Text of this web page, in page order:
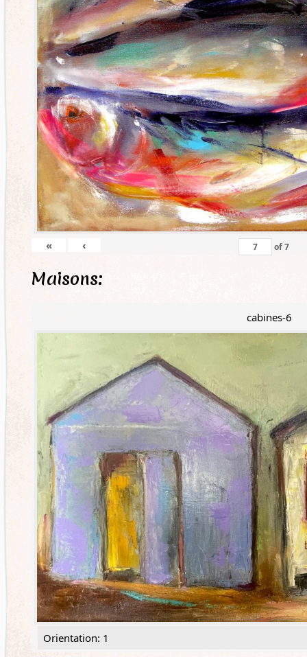
« ‹ of7
Maisons:
cabines-6
Orientation: 1